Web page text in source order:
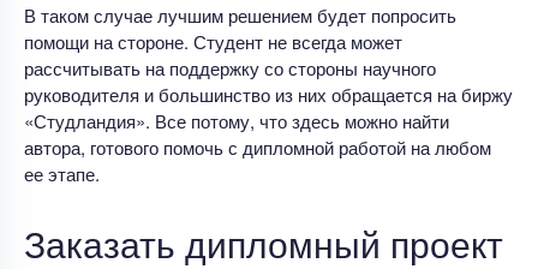
В таком случае лучшим решением будет попросить
помощи на стороне. Студент не всегда может
рассчитывать на поддержку со стороны научного
руководителя и большинство из них обращается на биржу
«Студландия». Все потому, что здесь можно найти
автора, готового помочь с дипломной работой на любом
ее этапе.
Заказать дипломный проект